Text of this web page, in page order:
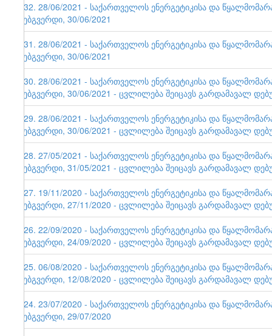
132. 28/06/2021 - საქართველოს ენერგეტიკისა და
ვებგვერდი, 30/06/2021
131. 28/06/2021 - საქართველოს ენერგეტიკისა და
ვებგვერდი, 30/06/2021
130. 28/06/2021 - საქართველოს ენერგეტიკისა და
ვებგვერდი, 30/06/2021 - ცვლილება შეიცავს გარდამავალ
129. 28/06/2021 - საქართველოს ენერგეტიკისა და
ვებგვერდი, 30/06/2021 - ცვლილება შეიცავს გარდამავალ
128. 27/05/2021 - საქართველოს ენერგეტიკისა და
ვებგვერდი, 31/05/2021 - ცვლილება შეიცავს გარდამავალ
127. 19/11/2020 - საქართველოს ენერგეტიკისა და
ვებგვერდი, 27/11/2020 - ცვლილება შეიცავს გარდამავალ
126. 22/09/2020 - საქართველოს ენერგეტიკისა და
ვებგვერდი, 24/09/2020 - ცვლილება შეიცავს გარდამავალ
125. 06/08/2020 - საქართველოს ენერგეტიკისა და
ვებგვერდი, 12/08/2020 - ცვლილება შეიცავს გარდამავალ
124. 23/07/2020 - საქართველოს ენერგეტიკისა და
ვებგვერდი, 29/07/2020